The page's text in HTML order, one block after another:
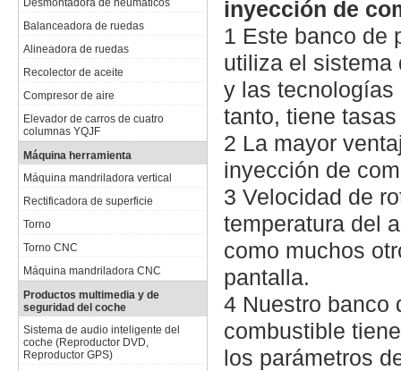
Desmontadora de neumáticos
Balanceadora de ruedas
Alineadora de ruedas
Recolector de aceite
Compresor de aire
Elevador de carros de cuatro
columnas YQJF
Máquina herramienta
Máquina mandriladora vertical
Rectificadora de superficie
Torno
Torno CNC
Máquina mandriladora CNC
Productos multimedia y de
seguridad del coche
Sistema de audio inteligente del
coche (Reproductor DVD,
Reproductor GPS)
inyección de
1 Este banco de
utiliza el sistema
y las tecnologías
tanto, tiene
2 La mayor
inyección de
3 Velocidad de
temperatura del
como muchos
pantalla.
4 Nuestro banco
combustible
los parámetros